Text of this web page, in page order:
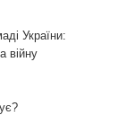
України:
війну